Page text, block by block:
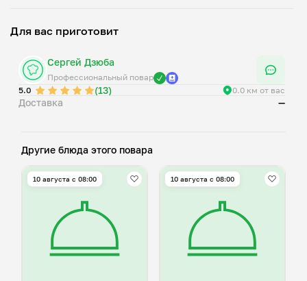
Для вас приготовит
Сергей Дзюба
Профессиональный повар
5.0
(13) 0.0 км от вас
Доставка —
Другие блюда этого повара
10 августа с 08:00 10 августа с 08:00